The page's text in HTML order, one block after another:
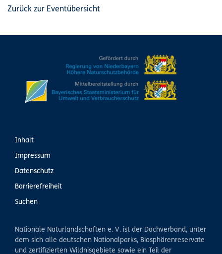
Zurück zur Eventübersicht
Inhalt
Impressum
Datenschutz
Barrierefreiheit
Suchen
Nationale Naturlandschaften e. V. ist der Dachverband, unter
dem sich alle deutschen Nationalparks, Biosphärenreservate
und zertifizierten Wildnisgebiete sowie ein Teil der